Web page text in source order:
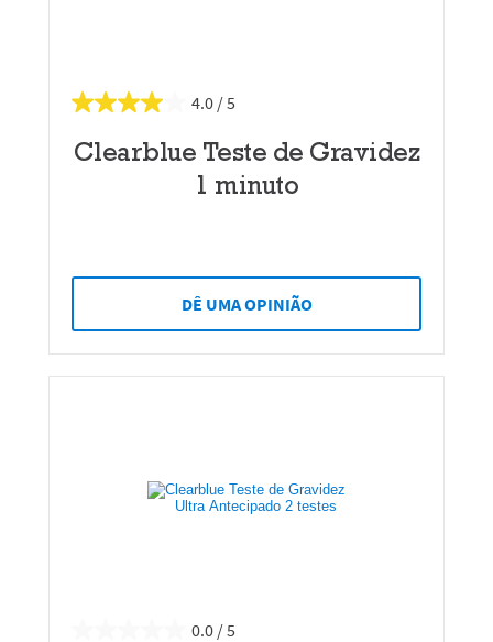
4.0
Clearblue Teste de Gravidez
1 minuto
DÊ UMA OPINIÃO
0.0